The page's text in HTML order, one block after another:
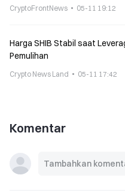
CryptoFrontNews 05-11 19:12
Harga SHIB Stabil saat
Pemulihan
Crypto News Land 05-11 17:42
Komentar